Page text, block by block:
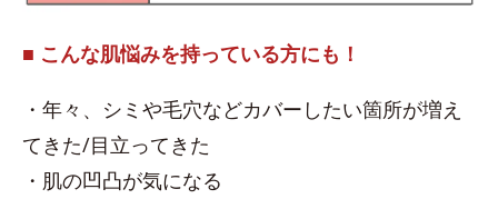
■ こんな肌悩みを持っている方にも！
・年々、シミや毛穴などカバーしたい箇所が増え
てきた/目立ってきた
・肌の凹凸が気になる